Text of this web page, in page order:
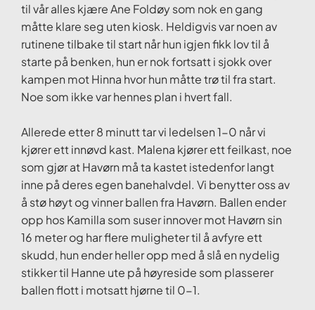
til vår alles kjære Ane Foldøy som nok en gang
måtte klare seg uten kiosk. Heldigvis var noen av
rutinene tilbake til start når hun igjen fikk lov til å
starte på benken, hun er nok fortsatt i sjokk over
kampen mot Hinna hvor hun måtte trø til fra start.
Noe som ikke var hennes plan i hvert fall.
Allerede etter 8 minutt tar vi ledelsen 1-0 når vi
kjører ett innøvd kast. Malena kjører ett feilkast, noe
som gjør at Havørn må ta kastet istedenfor langt
inne på deres egen banehalvdel. Vi benytter oss av
å stø høyt og vinner ballen fra Havørn. Ballen ender
opp hos Kamilla som suser innover mot Havørn sin
16 meter og har flere muligheter til å avfyre ett
skudd, hun ender heller opp med å slå en nydelig
stikker til Hanne ute på høyreside som plasserer
ballen flott i motsatt hjørne til 0-1.